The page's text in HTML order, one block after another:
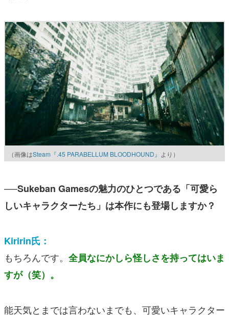
（画像はSteam『.45 PARABELLUM BLOODHOUND』 より）
──Sukeban Gamesの魅力のひとつである「可愛ら
しいキャラクターたち」は本作にも登場しますか？
Kiririn氏：
もちろんです。 全員なにかしら怪しさを持ってはいま
すが（笑）。
能天気とまでは言わないまでも、可愛いキャラクター